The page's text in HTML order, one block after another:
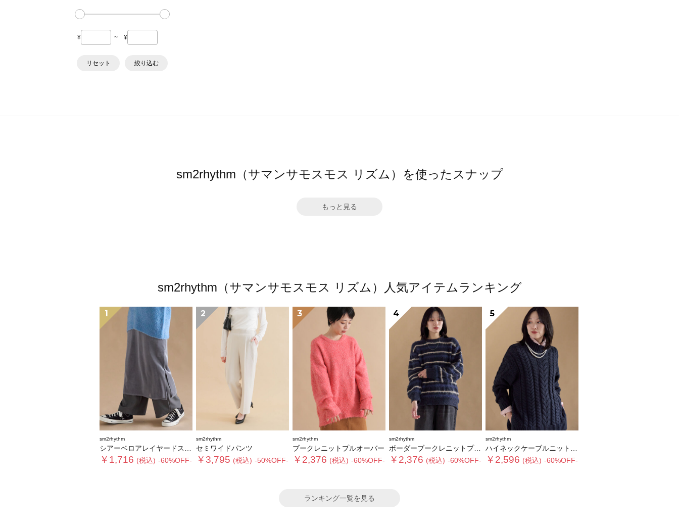
¥ ~ ¥
リセット 絞り込む
sm2rhythm（サマンサモスモス リズム）を使ったスナップ
もっと見る
sm2rhythm（サマンサモスモス リズム）人気アイテムランキング
1
sm2rhythm
シアーベロアレイヤードスカート
￥1,716 (税込) -60%OFF-
2
sm2rhythm
セミワイドパンツ
￥3,795 (税込) -50%OFF-
3
sm2rhythm
ブークレニットプルオーバー
￥2,376 (税込) -60%OFF-
4
sm2rhythm
ボーダーブークレニットプルオーバー
￥2,376 (税込) -60%OFF-
5
sm2rhythm
ハイネックケーブルニットプルオーバー
￥2,596 (税込) -60%OFF-
ランキング一覧を見る